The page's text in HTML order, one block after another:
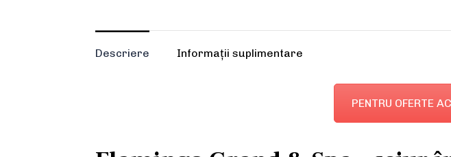
Descriere Informații suplimentare
PENTRU OFERTE